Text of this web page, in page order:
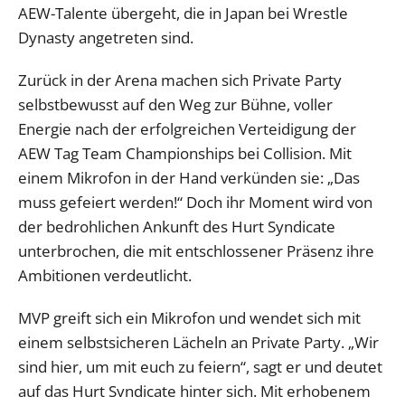
AEW-Talente übergeht, die in Japan bei Wrestle
Dynasty angetreten sind.
Zurück in der Arena machen sich Private Party
selbstbewusst auf den Weg zur Bühne, voller
Energie nach der erfolgreichen Verteidigung der
AEW Tag Team Championships bei Collision. Mit
einem Mikrofon in der Hand verkünden sie: „Das
muss gefeiert werden!“ Doch ihr Moment wird von
der bedrohlichen Ankunft des Hurt Syndicate
unterbrochen, die mit entschlossener Präsenz ihre
Ambitionen verdeutlicht.
MVP greift sich ein Mikrofon und wendet sich mit
einem selbstsicheren Lächeln an Private Party. „Wir
sind hier, um mit euch zu feiern“, sagt er und deutet
auf das Hurt Syndicate hinter sich. Mit erhobenem